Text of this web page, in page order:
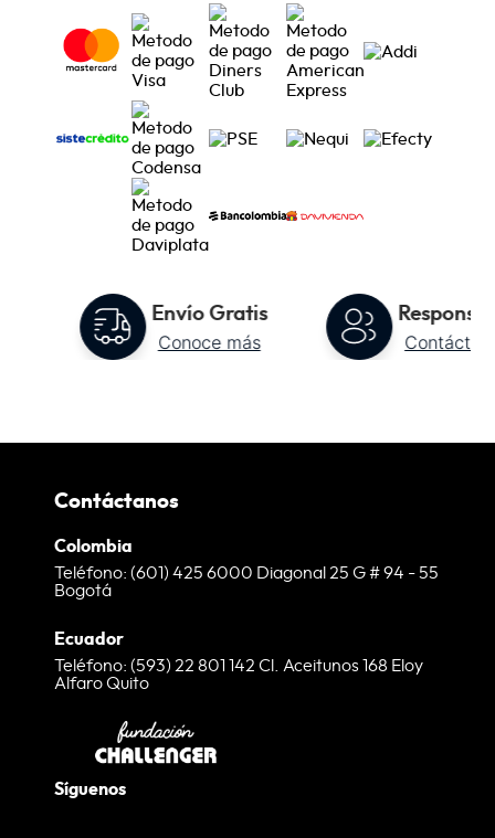
Envío Gratis
Conoce más
Contáctanos
Colombia
Teléfono: (601) 425 6000 Diagonal 25 G # 94 - 55
Bogotá
Ecuador
Teléfono: (593) 22 801 142 Cl. Aceitunos 168 Eloy
Alfaro Quito
Síguenos